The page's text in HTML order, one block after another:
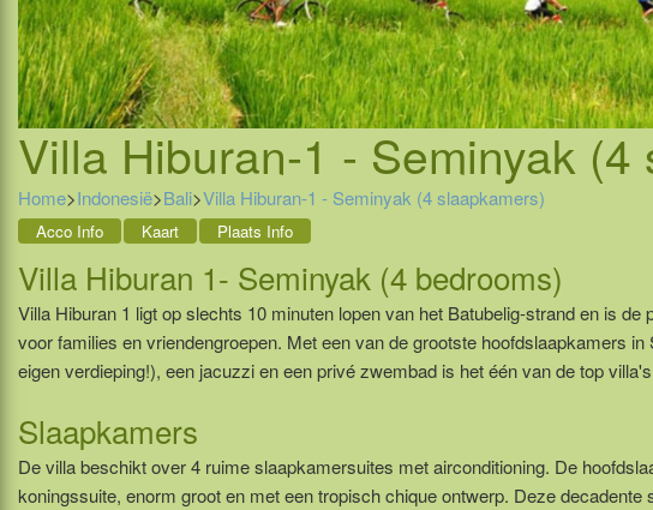
Villa Hiburan-1 - Seminyak (4
Home>Indonesië>Bali>Villa Hiburan-1 - Seminyak (4 slaapkamers)
Acco Info Kaart Plaats Info
Villa Hiburan 1- Seminyak (4 bedrooms)
Villa Hiburan 1 ligt op slechts 10 minuten lopen van het Batubelig-strand en is de
voor families en vriendengroepen. Met een van de grootste hoofdslaapkamers
eigen verdieping!), een jacuzzi en een privé zwembad is het één van de top
Slaapkamers
De villa beschikt over 4 ruime slaapkamersuites met airconditioning. De
koningssuite, enorm groot en met een tropisch chique ontwerp. Deze decadente